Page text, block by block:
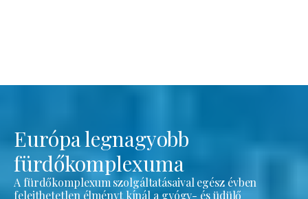
Európa legnagyobb
fürdőkomplexuma
A fürdőkomplexum szolgáltatásaival egész évben
felejthetetlen élményt kínál a gyógy- és üdülő